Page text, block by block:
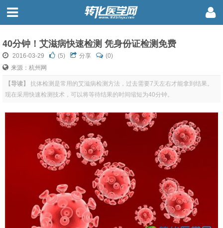
40分钟！艾滋病快速检测 凭身份证检测免费
2016-03-29 (5) 分享
(0)
来源：杭州网
【导读】
抗体检测是常用的艾滋病检测方法，过去需要7天左右才能拿到结果。
现在采用快速检测技术，可以将等待结果的时间缩短为40分钟。